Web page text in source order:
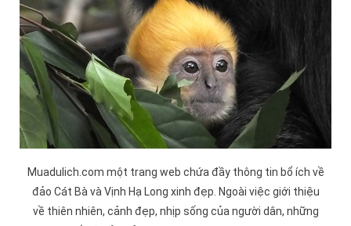
Muadulich.com một trang web chứa đầy thông tin bổ ích về
đảo Cát Bà và Vịnh Hạ Long xinh đẹp. Ngoài việc giới thiệu
về thiên nhiên, cảnh đẹp, nhịp sống của người dân, những